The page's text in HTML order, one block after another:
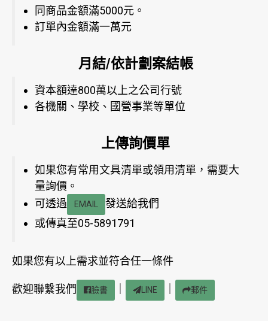
同商品金額滿5000元。
訂單內金額滿一萬元
月結/依計劃案結帳
資本額達800萬以上之公司行號
各機關、學校、國營事業等單位
上傳詢價單
如果您有常用文具清單或領用清單，需要大
量詢價。
可透過
EMAIL
發送給我們
或傳真至05-5891791
如果您有以上需求並符合任一條件
歡迎聯繫我們 臉書 LINE 郵件